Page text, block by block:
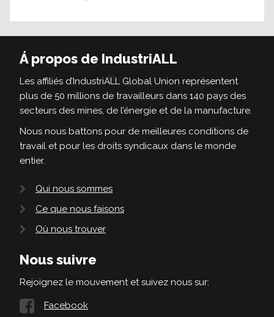
Á propos de IndustriALL
Les affiliés d’IndustriALL Global Union représentent
plus de 50 millions de travailleurs dans 140 pays des
secteurs des mines, de l’énergie et de la manufacture.
Nous nous battons pour de meilleures conditions de
travail et pour les droits syndicaux dans le monde
entier.
Qui nous sommes
Ce que nous faisons
Où nous trouver
Nous suivre
Rejoignez le mouvement et suivez nous sur:
Facebook